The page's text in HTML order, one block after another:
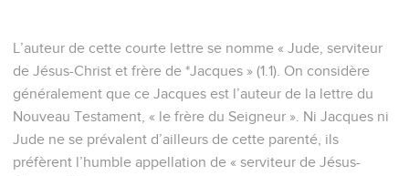
L’auteur de cette courte lettre se nomme « Jude, serviteur
de Jésus-Christ et frère de *Jacques » (1.1). On considère
généralement que ce Jacques est l’auteur de la lettre du
Nouveau Testament, « le frère du Seigneur ». Ni Jacques ni
Jude ne se prévalent d’ailleurs de cette parenté, ils
préfèrent l’humble appellation de « serviteur de Jésus-